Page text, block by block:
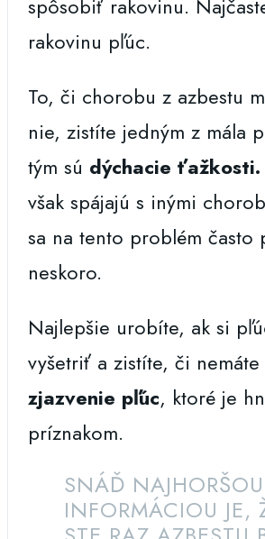
spôsobiť rakovinu.
rakovinu pľúc.
To, či chorobu z azbestu
nie, zistíte jedným z mála
tým sú dýchacie ťažkosti.
však spájajú s inými
sa na tento problém často
neskoro.
Najlepšie urobíte, ak si
vyšetriť a zistíte, či nemáte
zjazvenie pľúc, ktoré je
príznakom.
SNÁĎ NAJHORŠOU
INFORMÁCIOU JE,